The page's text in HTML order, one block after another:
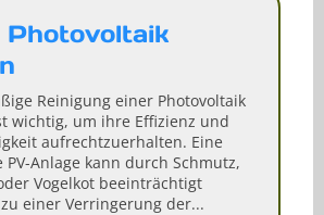
Photovoltaik
Reinigung einer Photovoltaik
wichtig, um ihre Effizienz und
aufrechtzuerhalten. Eine
Anlage kann durch Schmutz,
Vogelkot beeinträchtigt
einer Verringerung der...